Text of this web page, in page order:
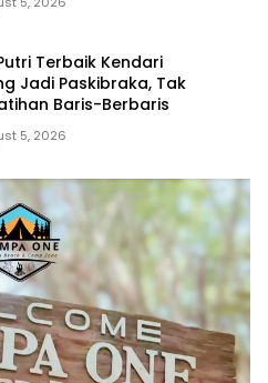
Terbaik Kendari
Jadi Paskibraka, Tak
Baris-Berbaris
5, 2026